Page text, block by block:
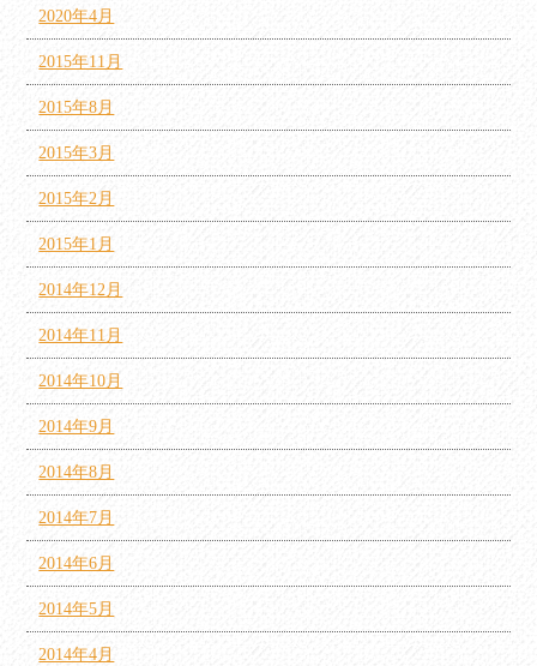
2020年4月
2015年11月
2015年8月
2015年3月
2015年2月
2015年1月
2014年12月
2014年11月
2014年10月
2014年9月
2014年8月
2014年7月
2014年6月
2014年5月
2014年4月